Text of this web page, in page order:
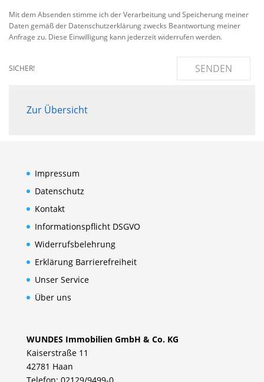
Mit dem Absenden stimme ich der Verarbeitung und Speicherung meiner
Daten gemäß der Datenschutzerklärung zwecks Beantwortung meiner
Anfrage zu. Diese Einwilligung kann jederzeit widerrufen werden.
SICHER! SENDEN
Zur Übersicht
Impressum
Datenschutz
Kontakt
Informationspflicht DSGVO
Widerrufsbelehrung
Erklärung Barrierefreiheit
Unser Service
Über uns
WUNDES Immobilien GmbH & Co. KG
Kaiserstraße 11
42781 Haan